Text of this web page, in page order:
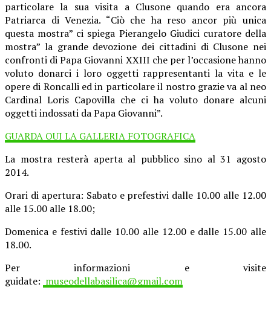
particolare la sua visita a Clusone quando era ancora
Patriarca di Venezia. “Ciò che ha reso ancor più unica
questa mostra” ci spiega Pierangelo Giudici curatore della
mostra” la grande devozione dei cittadini di Clusone nei
confronti di Papa Giovanni XXIII che per l’occasione hanno
voluto donarci i loro oggetti rappresentanti la vita e le
opere di Roncalli ed in particolare il nostro grazie va al neo
Cardinal Loris Capovilla che ci ha voluto donare alcuni
oggetti indossati da Papa Giovanni”.
GUARDA QUI LA GALLERIA FOTOGRAFICA
La mostra resterà aperta al pubblico sino al 31 agosto
2014.
Orari di apertura: Sabato e prefestivi dalle 10.00 alle 12.00
alle 15.00 alle 18.00;
Domenica e festivi dalle 10.00 alle 12.00 e dalle 15.00 alle
18.00.
Per informazioni e visite
guidate: museodellabasilica@gmail.com